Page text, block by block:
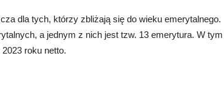
dla tych, którzy zbliżają się do wieku emerytalnego.
a jednym z nich jest tzw. 13 emerytura. W tym
roku netto.